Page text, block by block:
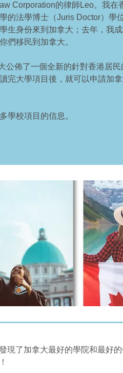
Corporation的律師Leo。我在
的法學博士（Juris Doctor）學
生身份來到加拿大；去年，我
們移民到加拿大。
公佈了一個全新的針對香港居民
完大學項目後，就可以申請加
學校項目的信息。
現了加拿大最好的學院和最好